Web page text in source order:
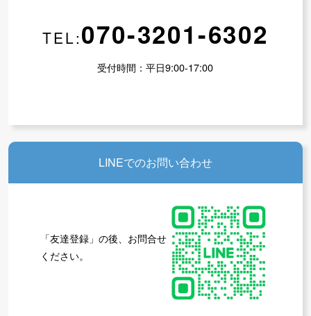
全プログラムの受付情報
TEL:070-3201-6302
受付時間：平日9:00-17:00
LINEでのお問い合わせ
「友達登録」の後、お問合せ
ください。